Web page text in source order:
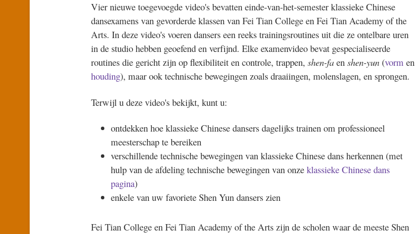
Vier nieuwe toegevoegde video's bevatten einde-van-het-semester klassieke Chinese
dansexamens van gevorderde klassen van Fei Tian College en Fei Tian Academy of the
Arts. In deze video's voeren dansers een reeks trainingsroutines uit die ze ontelbare uren
in de studio hebben geoefend en verfijnd. Elke examenvideo bevat gespecialiseerde
routines die gericht zijn op flexibiliteit en controle, trappen, shen-faen shen-yun(vormen
houding), maar ook technische bewegingen zoals draaiingen, molenslagen, en sprongen.
Terwijl u deze video's bekijkt, kunt u:
ontdekken hoe klassieke Chinese dansers dagelijks trainen om professioneel
meesterschap te bereiken
verschillende technische bewegingen van klassieke Chinese dans herkennen (met
hulp van de afdeling technische bewegingen van onze klassieke Chinese dans
pagina)
enkele van uw favoriete Shen Yun dansers zien
Fei Tian College en Fei Tian Academy of the Arts zijn de scholen waar de meeste Shen